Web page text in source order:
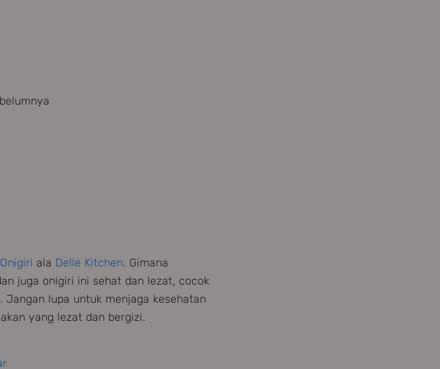
ala Delle Kitchen. Gimana
juga onigiri ini sehat dan lezat, cocok
lupa untuk menjaga kesehatan
yang lezat dan bergizi.